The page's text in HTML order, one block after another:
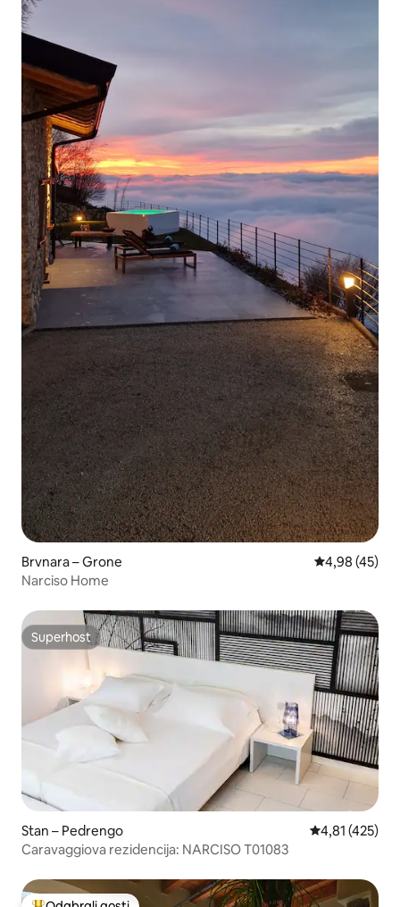
Brvnara – Grone Prosječna
4,98 (45)
Narciso Home
Superhost
Superhost
Stan – Pedrengo Prosječna
4,81 (425)
Caravaggiova rezidencija: NARCISO T01083